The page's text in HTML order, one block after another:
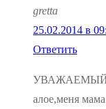
gretta
25.02.2014 в
Ответить
УВАЖАЕМЫЙ
алое,меня